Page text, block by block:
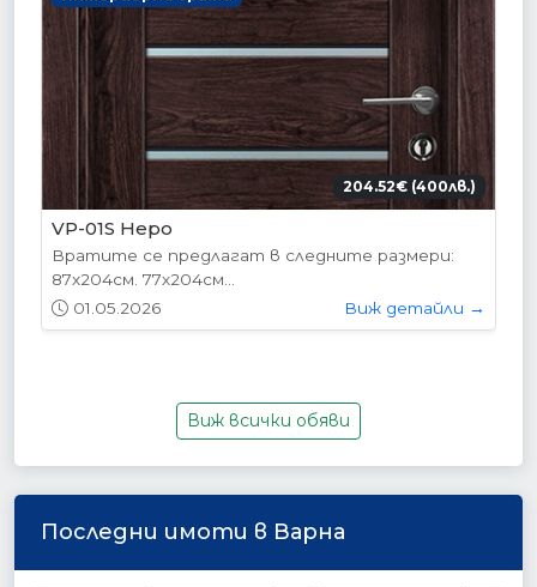
204.52€ (400лв.)
VP-01S Hepo
Вратите се предлагат в следните размери:
87х204см. 77х204см...
01.05.2026
Виж детайли →
Виж всички обяви
Последни имоти в Варна